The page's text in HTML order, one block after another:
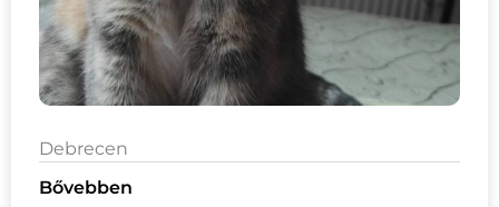
Debrecen
Bővebben